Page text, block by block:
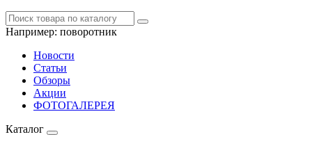
Например: поворотник
Новости
Статьи
Обзоры
Акции
ФОТОГАЛЕРЕЯ
Каталог